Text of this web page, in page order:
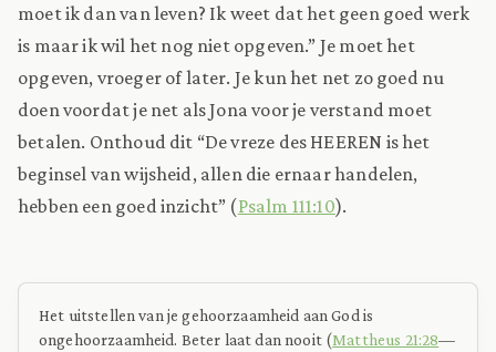
moet ik dan van leven? Ik weet dat het geen goed werk
is maar ik wil het nog niet opgeven.” Je moet het
opgeven, vroeger of later. Je kun het net zo goed nu
doen voordat je net als Jona voor je verstand moet
betalen. Onthoud dit “De vreze des HEEREN is het
beginsel van wijsheid, allen die ernaar handelen,
hebben een goed inzicht” (Psalm 111:10).
Het uitstellen van je gehoorzaamheid aan God is
ongehoorzaamheid. Beter laat dan nooit (Mattheus 21:28—